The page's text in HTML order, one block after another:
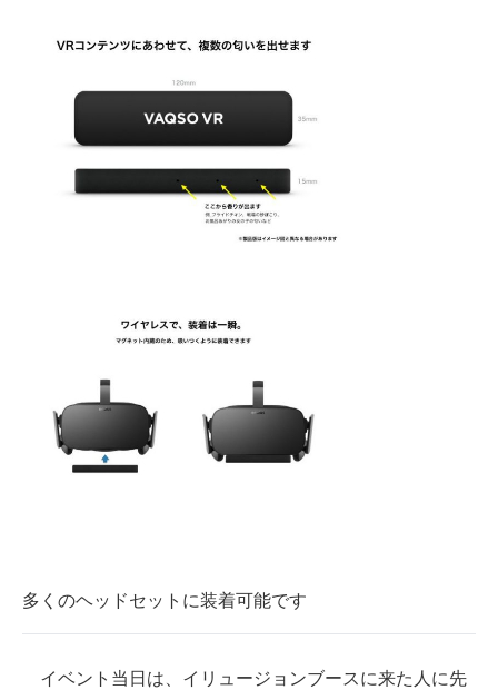
多くのヘッドセットに装着可能です
イベント当日は、イリュージョンブースに来た人に先